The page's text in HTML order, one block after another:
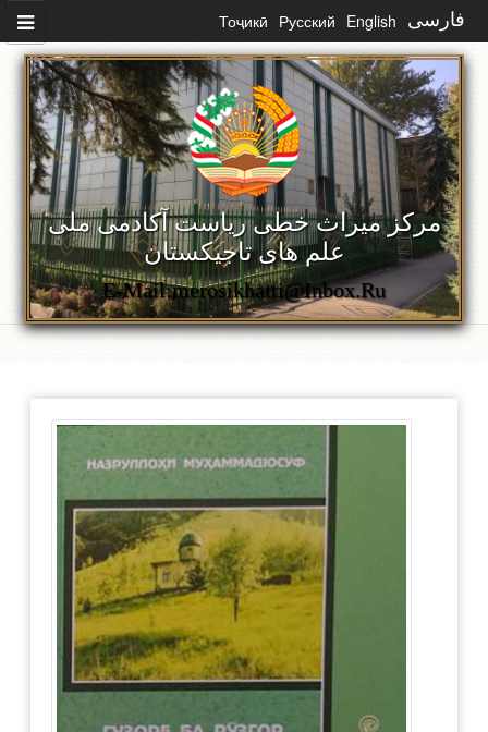
رفتن به محتوای اصلی Тоҷикӣ Русский English فارسی
مرکز میراث خطی ریاست آکادمی ملی
علم های تاجیکستان
E-Mail:merosikhatti@inbox.ru